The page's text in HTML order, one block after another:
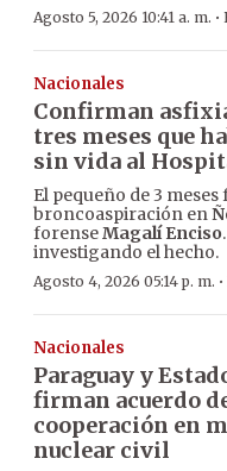
Agosto 5, 2026 10:41 a. m. ·
Nacionales
Confirman
tres meses que
sin vida al
El pequeño de 3
broncoaspiración en
forenseMagalí Enciso
investigando el hecho.
Agosto 4, 2026 05:14 p. m. ·
Nacionales
Paraguay y
firman acuerdo
cooperación en
nuclear civil